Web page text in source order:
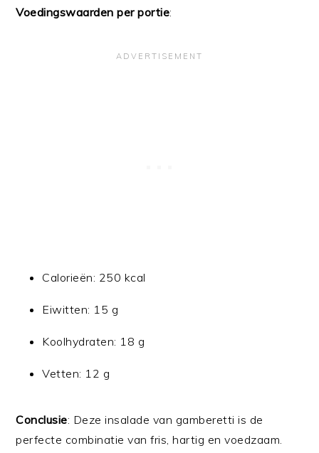
Voedingswaarden per portie:
Calorieën: 250 kcal
Eiwitten: 15 g
Koolhydraten: 18 g
Vetten: 12 g
Conclusie: Deze insalade van gamberetti is de
perfecte combinatie van fris, hartig en voedzaam.